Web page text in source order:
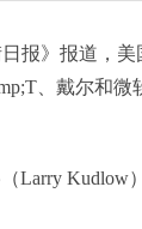
报》报道，
、戴尔和微
Larry Kudlow